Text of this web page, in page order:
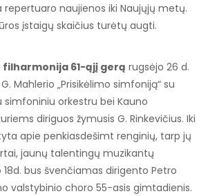
naujienos iki Naujųjų metų.
įstaigų skaičius turėtų augti.
61-ąjį gerą rugsėjo 26 d.
Mahlerio „Prisikėlimo simfoniją“ su
simfoniniu orkestru bei Kauno
diriguos žymusis G. Rinkevičius. Iki
apie penkiasdešimt renginių, tarp jų
jaunų talentingų muzikantų
bus švenčiamas dirigento Petro
valstybinio choro 55-asis gimtadienis.